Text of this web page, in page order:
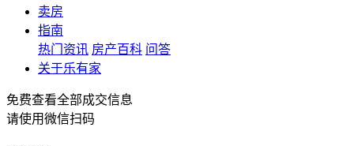
卖房
指南
热门资讯 房产百科 问答
关于乐有家
免费查看全部成交信息
请使用微信扫码